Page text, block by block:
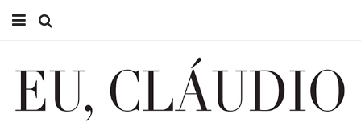
EU CLÁUDIO